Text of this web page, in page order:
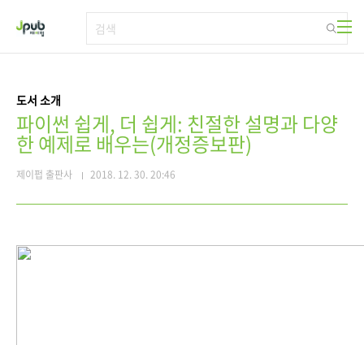
도서 소개
파이썬 쉽게, 더 쉽게: 친절한 설명과 다양
한 예제로 배우는(개정증보판)
제이펍 출판사 2018. 12. 30. 20:46